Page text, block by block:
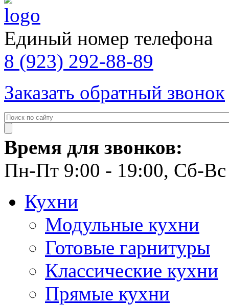
Единый номер телефона
8 (923) 292-88-89
Заказать обратный звонок
Время для звонков:
Пн-Пт 9:00 - 19:00, Сб-Вс
Кухни
Модульные кухни
Готовые гарнитуры
Классические кухни
Прямые кухни